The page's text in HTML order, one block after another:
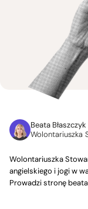
Beata Błaszczyk
Wolontariuszka
Wolontariuszka
angielskiego i jogi w
Prowadzi stronę